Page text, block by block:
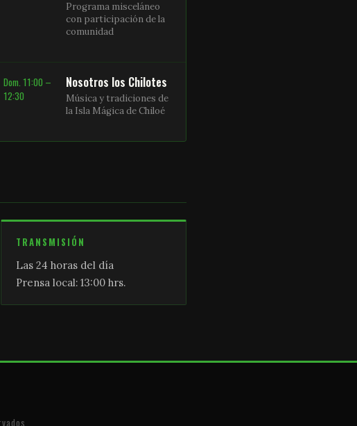
Programa misceláneo
con participación de la
comunidad
Dom. 11:00 –
12:30
Nosotros los Chilotes
Música y tradiciones de
la Isla Mágica de Chiloé
TRANSMISIÓN
Las 24 horas del día
Prensa local: 13:00 hrs.